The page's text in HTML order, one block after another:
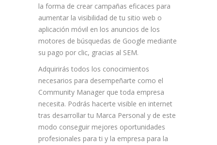
la forma de crear campañas eficaces para
aumentar la visibilidad de tu sitio web o
aplicación móvil en los anuncios de los
motores de búsquedas de Google mediante
su pago por clic, gracias al SEM.
Adquirirás todos los conocimientos
necesarios para desempeñarte como el
Community Manager que toda empresa
necesita. Podrás hacerte visible en internet
tras desarrollar tu Marca Personal y de este
modo conseguir mejores oportunidades
profesionales para ti y la empresa para la